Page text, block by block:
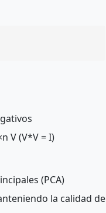
V (V*V = I)
(PCA)
la calidad de